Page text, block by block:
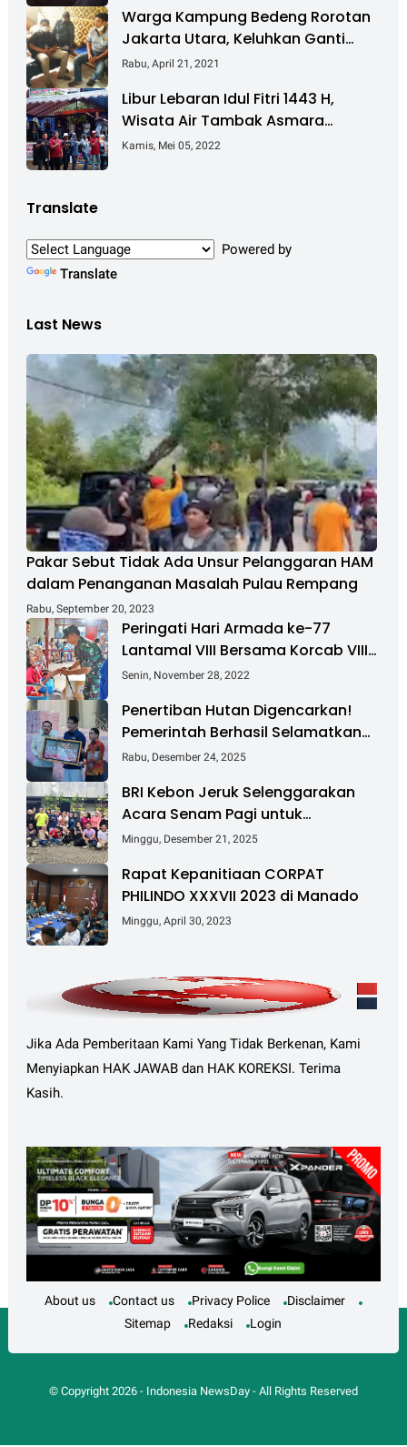
Warga Kampung Bedeng Rorotan
Jakarta Utara, Keluhkan Ganti
Rugi Pembebasan Lahan Tol
Rabu, April 21, 2021
Libur Lebaran Idul Fitri 1443 H,
Wisata Air Tambak Asmara
Kotabaru Dipadati Ribuan
Kamis, Mei 05, 2022
Translate
Powered by
Translate
Last News
Pakar Sebut Tidak Ada Unsur Pelanggaran HAM
dalam Penanganan Masalah Pulau Rempang
Rabu, September 20, 2023
Peringati Hari Armada ke-77
Lantamal VIII Bersama Korcab VIII
DJA II Laksanakan Bakti Sosial
Senin, November 28, 2022
Penertiban Hutan Digencarkan!
Pemerintah Berhasil Selamatkan
Rp 6 T dan Kuasai Kembali 4 Juta
Rabu, Desember 24, 2025
BRI Kebon Jeruk Selenggarakan
Acara Senam Pagi untuk
Tingkatkan Kesehatan dan
Minggu, Desember 21, 2025
Rapat Kepanitiaan CORPAT
PHILINDO XXXVII 2023 di Manado
Minggu, April 30, 2023
Jika Ada Pemberitaan Kami Yang Tidak Berkenan, Kami
Menyiapkan HAK JAWAB dan HAK KOREKSI. Terima
Kasih.
About us Contact us Privacy Police
Disclaimer
Sitemap
Redaksi Login
© Copyright 2026- Indonesia NewsDay- All Rights Reserved